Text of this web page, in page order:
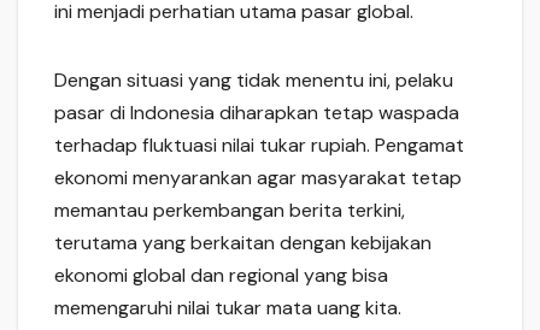
ini menjadi perhatian utama pasar global.
Dengan situasi yang tidak menentu ini, pelaku
pasar di Indonesia diharapkan tetap waspada
terhadap fluktuasi nilai tukar rupiah. Pengamat
ekonomi menyarankan agar masyarakat tetap
memantau perkembangan berita terkini,
terutama yang berkaitan dengan kebijakan
ekonomi global dan regional yang bisa
memengaruhi nilai tukar mata uang kita.